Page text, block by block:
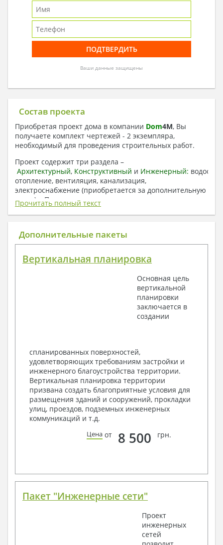
Ваши данные защищены
Состав проекта
Приобретая проект дома в компании Dom4M, Вы
получаете комплект чертежей - 2 экземпляра,
необходимый для проведения строительных работ.
Проект содержит три раздела –
Архитектурный, Конструктивный и Инженерный:
отопление, вентиляция, канализация,
электроснабжение (приобретается за дополнительную
плату) + Пояснительная записка.
1. Архитектурный раздел:
Общие данные по проекту
Поэтажные маркировочные планы с
Разрезы и состав конструкций
Фасады с ведомостью внешних отделок
Элементы проемов – спецификация
Ведомость перемычек – сечения и
Архитектурные узлы в конструкциях
2. Конструктивный раздел:
Общие данные по проекту
Схемы расположения и расчеты фундаментов
Элементы каркаса – схемы расположения
Схема расположения перекрытий
Опоры перекрытия на стены или Узлы
Элементы кровли – схемы расположения
3. Инженерный раздел (приобретается по желанию
за дополнительную плату):
Условные обозначения с общими данными
Поэтажная система водоснабжения и
Прочитать полный текст
Дополнительные пакеты
Вертикальная планировка
Основная цель
вертикальной
планировки
заключается в
создании
спланированных поверхностей,
удовлетворяющих требованиям застройки и
инженерного благоустройства территории.
Вертикальная планировка территории
призвана создать благоприятные условия для
размещения зданий и сооружений, прокладки
улиц, проездов, подземных инженерных
коммуникаций и т.д.
Цена от 8 500 грн.
Пакет "Инженерные сети"
Проект
инженерных
сетей